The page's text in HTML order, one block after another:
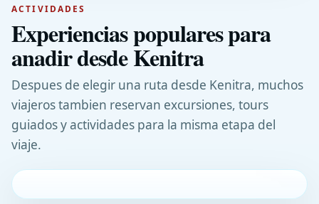
ACTIVIDADES
Experiencias populares para
anadir desde Kenitra
Despues de elegir una ruta desde Kenitra, muchos
viajeros tambien reservan excursiones, tours
guiados y actividades para la misma etapa del
viaje.